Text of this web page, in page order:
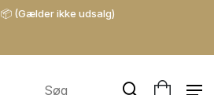
📦 (Gælder ikke udsalg)